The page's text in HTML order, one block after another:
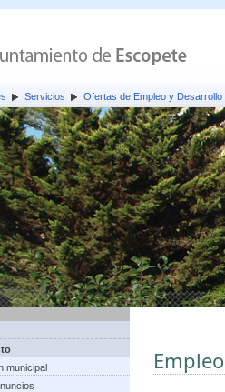
Servicios Ofertas de Empleo y Desarrollo
municipal